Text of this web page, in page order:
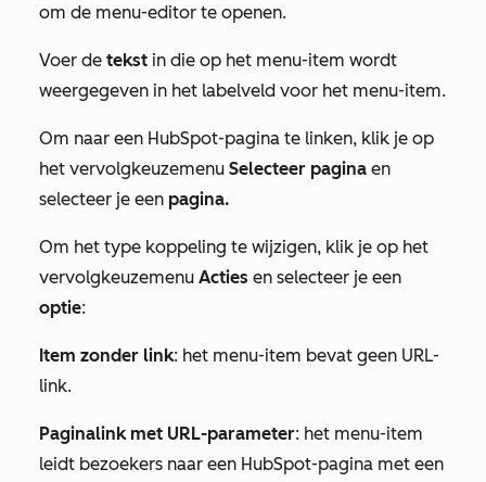
om de menu-editor te openen.
Voer de tekst in die op het menu-item wordt
weergegeven in het labelveld voor het menu-item.
Om naar een HubSpot-pagina te linken, klik je op
het vervolgkeuzemenu Selecteer pagina en
selecteer je een pagina.
Om het type koppeling te wijzigen, klik je op het
vervolgkeuzemenu Acties en selecteer je een
optie:
Item zonder link: het menu-item bevat geen URL-
link.
Paginalink met URL-parameter: het menu-item
leidt bezoekers naar een HubSpot-pagina met een